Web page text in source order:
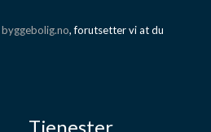
byggebolig.no, forutsetter vi at du
Tjenester